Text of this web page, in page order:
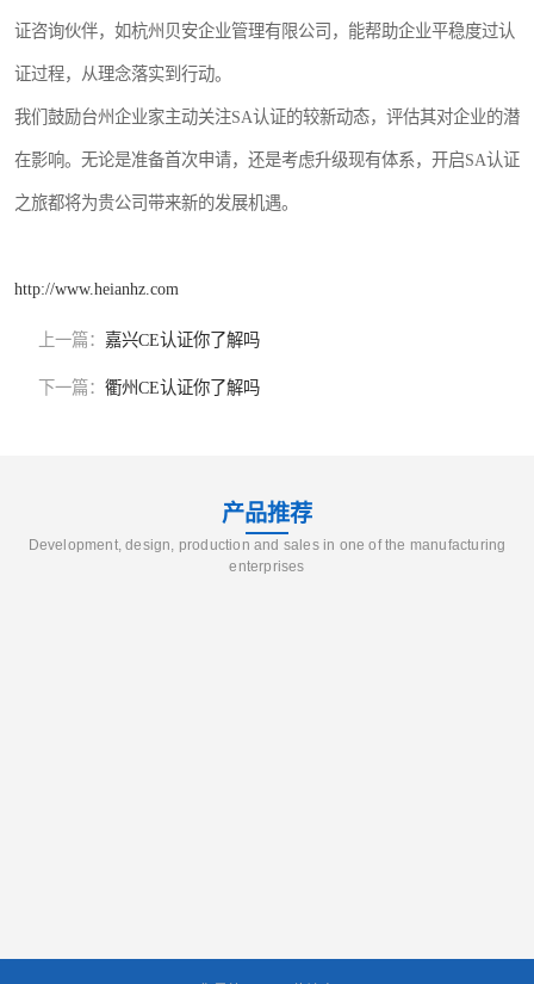
证咨询伙伴，如杭州贝安企业管理有限公司，能帮助企业平稳度过认
证过程，从理念落实到行动。
我们鼓励台州企业家主动关注SA认证的较新动态，评估其对企业的潜
在影响。无论是准备首次申请，还是考虑升级现有体系，开启SA认证
之旅都将为贵公司带来新的发展机遇。
http://www.heianhz.com
上一篇： 嘉兴CE认证你了解吗
下一篇： 衢州CE认证你了解吗
产品推荐
Development, design, production and sales in one of the manufacturing
enterprises